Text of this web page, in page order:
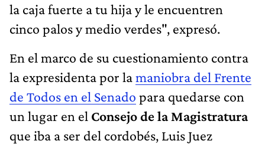
la caja fuerte a tu hija y le encuentren
cinco palos y medio verdes", expresó.
En el marco de su cuestionamiento contra
la expresidenta por lamaniobra del Frente
de Todos en el Senado para quedarse con
un lugar en el Consejo de la Magistratura
que iba a ser del cordobés, Luis Juez